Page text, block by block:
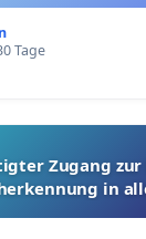
Tage
Zugang zur
in